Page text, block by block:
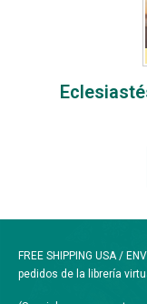
FREE SHIPPING USA /
pedidos de la librería